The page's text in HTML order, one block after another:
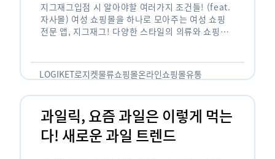
지그재그입점 시 알아야할 여러가지 조건들! (feat.
자사몰) 여성 쇼핑몰을 하나로 모아주는 여성 쇼핑
전문 앱, 지그재그! 다양한 스타일의 의류와 쇼핑몰
LOGIKET로지켓물류쇼핑몰온라인쇼핑몰유통
과일릭, 요즘 과일은 이렇게 먹는
다! 새로운 과일 트렌드